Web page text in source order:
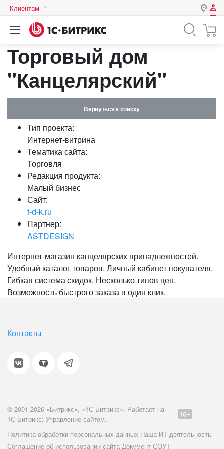
Клиентам
Авторизация
Нет аккаунта?
Логин
Пароль
Торговый дом
"Канцелярский"
Вернуться к списку
Тип проекта:
Интернет-витрина
Тематика сайта:
Торговля
Редакция продукта:
Малый бизнес
Сайт:
t-d-k.ru
Партнер:
ASTDESIGN
Интернет-магазин канцелярских принадлежностей.
Удобный каталог товаров. Личный кабинет покупателя.
Гибкая система скидок. Несколько типов цен.
Возможность быстрого заказа в один клик.
Контакты
© 2001-2026 «Битрикс», «1С-Битрикс». Работает на
1С-Битрикс: Управление сайтом.
Политика обработки персональных данных Наша ИТ-деятельность
Соглашение об использовании сайта Документ СОУТ